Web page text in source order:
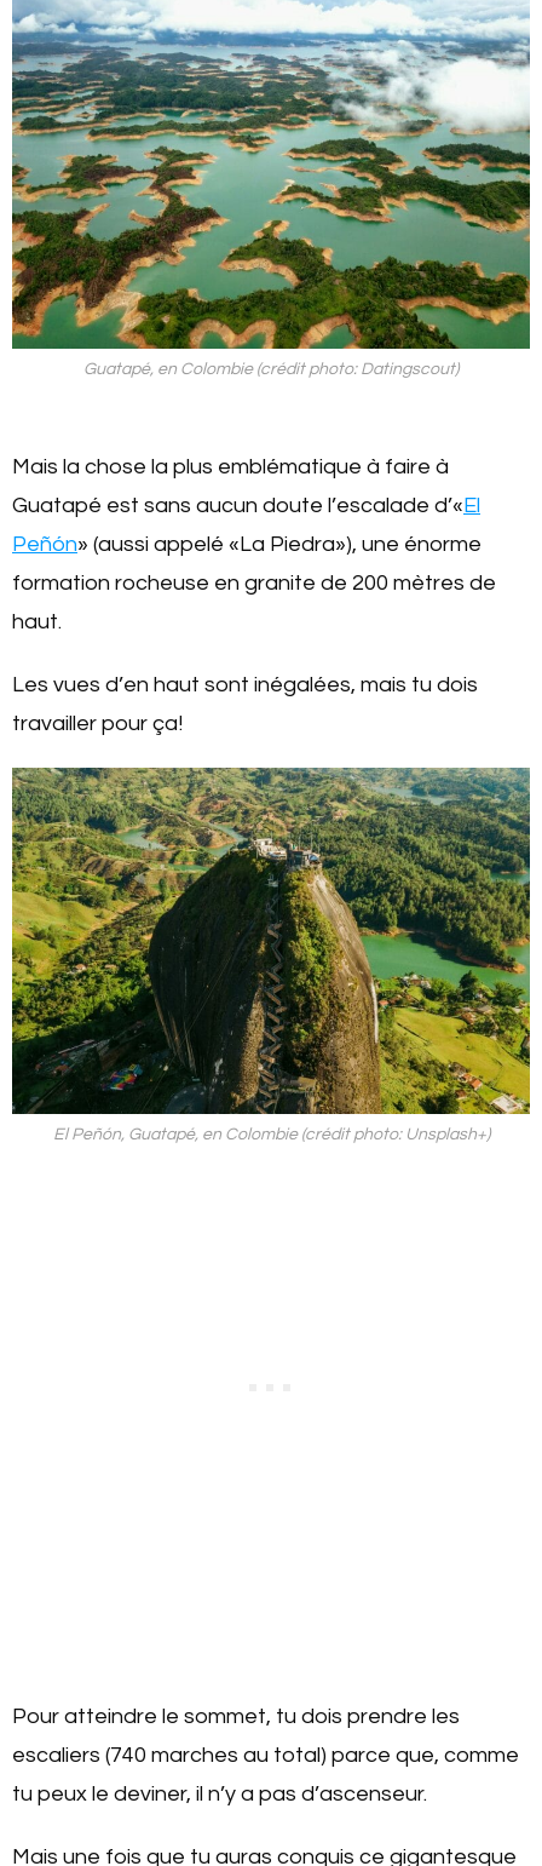
Guatapé, en Colombie (crédit photo: Datingscout)
Mais la chose la plus emblématique à faire à
Guatapé est sans aucun doute l’escalade d’« El
Peñón» (aussi appelé «La Piedra»), une énorme
formation rocheuse en granite de 200 mètres de
haut.
Les vues d’en haut sont inégalées, mais tu dois
travailler pour ça!
El Peñón, Guatapé, en Colombie (crédit photo: Unsplash+)
Pour atteindre le sommet, tu dois prendre les
escaliers (740 marches au total) parce que, comme
tu peux le deviner, il n’y a pas d’ascenseur.
Mais une fois que tu auras conquis ce gigantesque